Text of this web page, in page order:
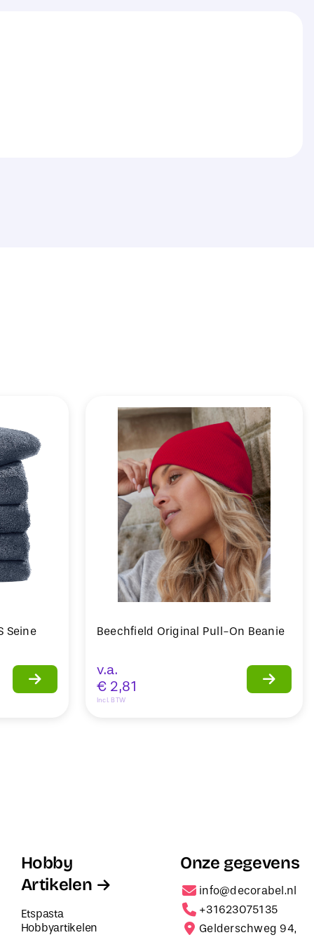
Seine
Beechfield Original Pull-On Beanie
v.a.
€ 2,81
Incl. BTW
Hobby
Artikelen
Etspasta
Hobbyartikelen
Onze gegevens
info@decorabel.nl
+31623075135
Gelderschweg 94,